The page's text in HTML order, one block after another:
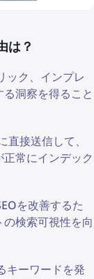
は？
ック、インプレ
洞察を得ること
接送信して、
常にインデック
を改善するた
検索可視性を向
キーワードを発